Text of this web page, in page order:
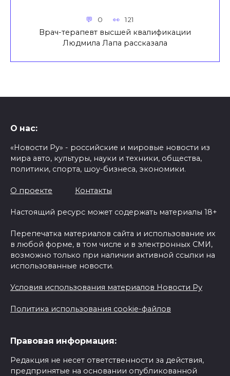
0 121
Врач-терапевт высшей квалификации
Людмила Лапа рассказала
О нас:
«Новости Ру» - российские и мировые новости из
мира авто, культуры, науки и техники, общества,
политики, спорта, шоу-бизнеса, экономики.
О проекте Контакты
Настоящий ресурс может содержать материалы 18+
Перепечатка материалов сайта и использование их
в любой форме, в том числе и в электронных СМИ,
возможно только при наличии активной ссылки на
использованные новости.
Условия использования материалов Новости Ру
Политика использования cookie-файлов
Правовая информация:
Редакция не несет ответственности за действия,
предпринятые на основании опубликованной